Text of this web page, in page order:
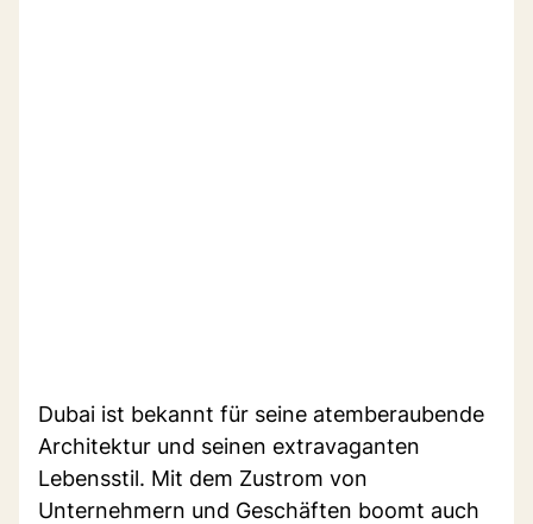
Dubai ist bekannt für seine atemberaubende
Architektur und seinen extravaganten
Lebensstil. Mit dem Zustrom von
Unternehmern und Geschäften boomt auch